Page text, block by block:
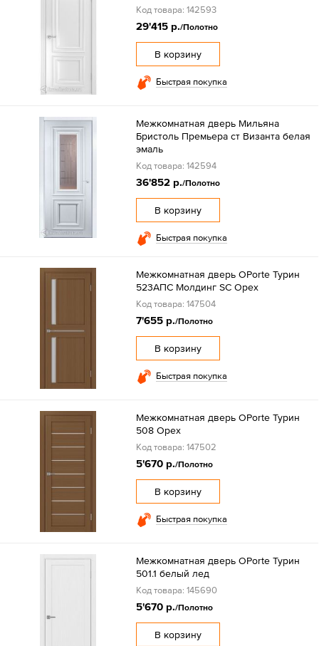
Код товара: 142593
29'415 р./Полотно
В корзину
Быстрая покупка
Межкомнатная дверь Мильяна
Бристоль Премьера ст Византа белая
эмаль
Код товара: 142594
36'852 р./Полотно
В корзину
Быстрая покупка
Межкомнатная дверь OPorte Турин
523АПС Молдинг SC Орех
Код товара: 147504
7'655 р./Полотно
В корзину
Быстрая покупка
Межкомнатная дверь OPorte Турин
508 Орех
Код товара: 147502
5'670 р./Полотно
В корзину
Быстрая покупка
Межкомнатная дверь OPorte Турин
501.1 белый лед
Код товара: 145690
5'670 р./Полотно
В корзину